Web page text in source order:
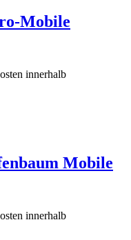
Mobile
innerhalb
Mobile
innerhalb